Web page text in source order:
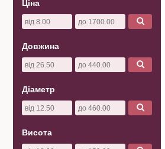
Ціна
Довжина
Діаметр
Висота